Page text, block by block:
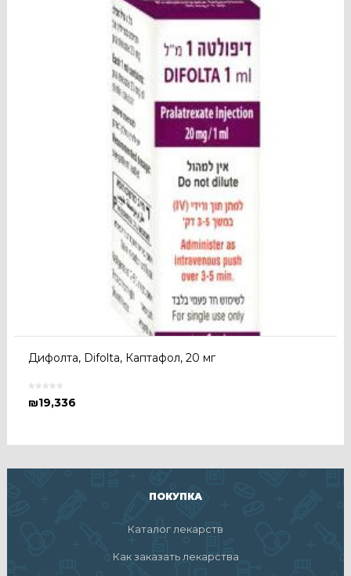
Дифолта, Difolta, Каптафол, 20 мг
₪19,336
ПОКУПКА
Каталог лекарств
Как заказать лекарства